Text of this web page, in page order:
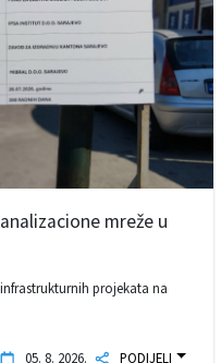
mreže u
projekata na
05. 8. 2026. PODIJELI